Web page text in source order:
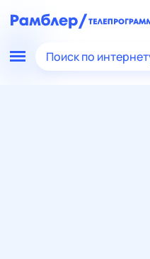
Поиск по